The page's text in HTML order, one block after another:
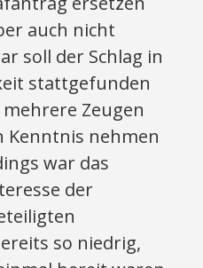
auch nicht
soll der Schlag in
stattgefunden
Zeugen
Kenntnis nehmen
war das
der
so niedrig,